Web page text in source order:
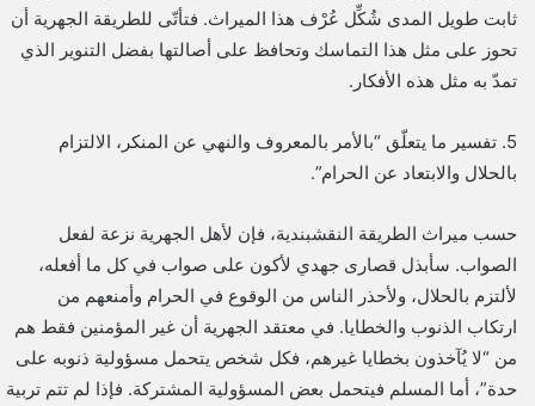
ثابت طويل المدى شُكِّل عُرْف هذا الميراث. فتأتّى للطريقة الجهرية أن
تحوز على مثل هذا التماسك وتحافظ على أصالتها بفضل التنوير الذي
تمدّ به مثل هذه الأفكار.
5. تفسير ما يتعلّق “بالأمر بالمعروف والنهي عن المنكر، الالتزام
بالحلال والابتعاد عن الحرام”.
حسب ميراث الطريقة النقشبندية، فإن لأهل الجهرية نزعة لفعل
الصواب. سأبذل قصارى جهدي لأكون على صواب في كل ما أفعله،
لألتزم بالحلال، ولأحذر الناس من الوقوع في الحرام وأمنعهم من
ارتكاب الذنوب والخطايا. في معتقد الجهرية أن غير المؤمنين فقط هم
من “لا يُآخذون بخطايا غيرهم، فكل شخص يتحمل مسؤولية ذنوبه على
حدة”، أما المسلم فيتحمل بعض المسؤولية المشتركة. فإذا لم تتم تربية